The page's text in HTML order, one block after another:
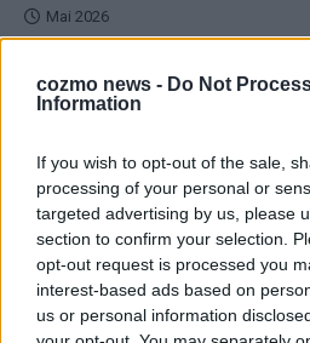
cozmo news - Do Not
Information
If you wish to opt-out of the sale,
processing of your personal or
targeted advertising by us, please
section to confirm your selection.
opt-out request is processed you
interest-based ads based on
us or personal information
Mai 2026
EUROVISION
ESC 2026 Grand Final:
Mai 2026
KOMMENTAR
Eurovision 2026: Der große
ihre Siegchancen
Mai 2026